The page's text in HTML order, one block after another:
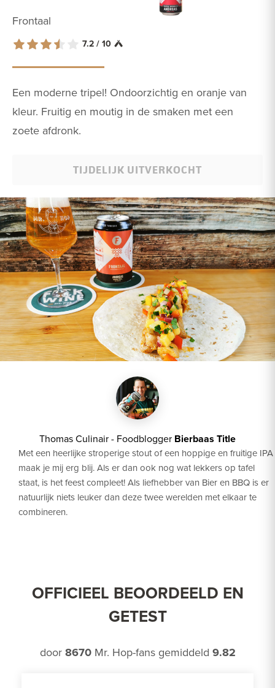
Frontaal
7.2 / 10
Een moderne tripel! Ondoorzichtig en oranje van
kleur. Fruitig en moutig in de smaken met een
zoete afdronk.
TIJDELIJK UITVERKOCHT
Thomas Culinair - Foodblogger Bierbaas Title
Met een heerlijke stroperige stout of een hoppige en fruitige IPA
maak je mij erg blij. Als er dan ook nog wat lekkers op tafel
staat, is het feest compleet! Als liefhebber van Bier en BBQ is er
natuurlijk niets leuker dan deze twee werelden met elkaar te
combineren.
OFFICIEEL BEOORDEELD EN
GETEST
door 8670Mr. Hop-fans gemiddeld 9.82